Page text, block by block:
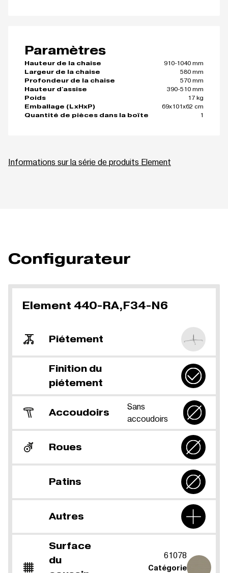
Paramètres
Hauteur de la chaise
910-1040 mm
Largeur de la chaise
580 mm
Profondeur de la chaise
570 mm
Hauteur d'assise
390-510 mm
Poids
17 kg
Emballage (LxHxP)
69x101x62 cm
Quantité de pièces dans la boîte
1
Informations sur la série de produits Element
Configurateur
Element 440-RA,F34-N6
Piétement
Finition du
piétement
Accoudoirs
Sans
accoudoirs
Roues
Patins
Autres
Surface
du
61078
Catégorie